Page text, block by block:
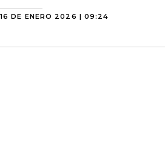
16 DE ENERO 2026 | 09:24